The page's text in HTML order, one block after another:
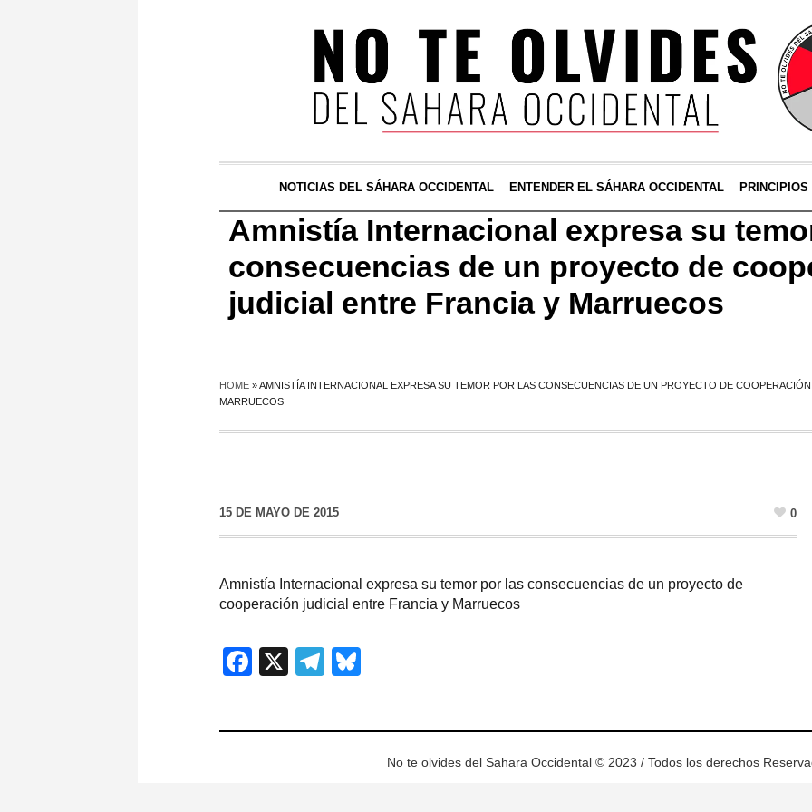
NOTICIAS DEL SÁHARA OCCIDENTAL ENTENDER EL SÁHARA OCCIDENTAL
Amnistía Internacional expresa su
consecuencias de un proyecto de
judicial entre Francia y Marruecos
HOME »AMNISTÍA INTERNACIONAL EXPRESA SU TEMOR POR LAS CONSECUENCIAS DE UN PROYECTO DE
MARRUECOS
15 DE MAYO DE 2015 0
Amnistía Internacional expresa su temor por las consecuencias de un proyecto de
cooperación judicial entre Francia y Marruecos
Facebook
X Telegram
No te olvides del Sahara Occidental © 2023 / Todos los derechos